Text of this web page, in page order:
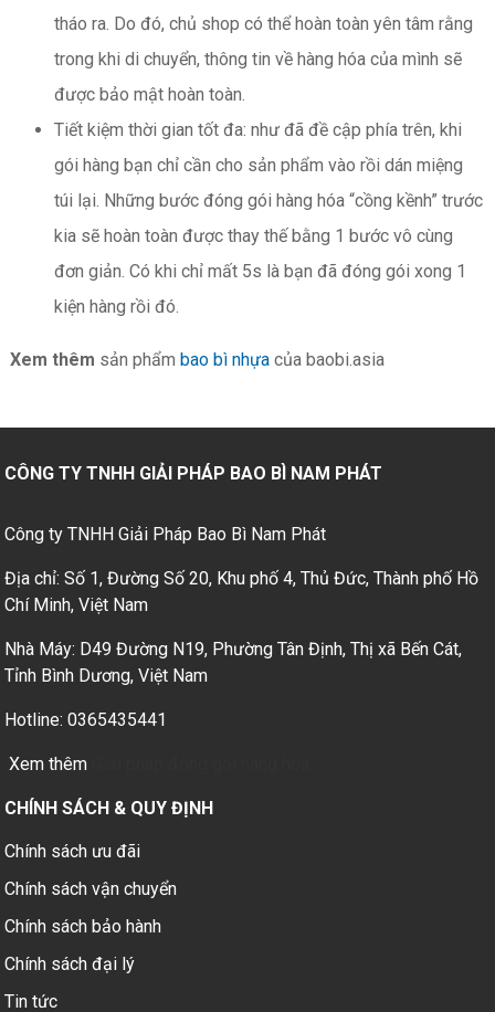
tháo ra. Do đó, chủ shop có thể hoàn toàn yên tâm rằng
trong khi di chuyển, thông tin về hàng hóa của mình sẽ
được bảo mật hoàn toàn.
Tiết kiệm thời gian tốt đa: như đã đề cập phía trên, khi
gói hàng bạn chỉ cần cho sản phẩm vào rồi dán miệng
túi lại. Những bước đóng gói hàng hóa “cồng kềnh” trước
kia sẽ hoàn toàn được thay thế bằng 1 bước vô cùng
đơn giản. Có khi chỉ mất 5s là bạn đã đóng gói xong 1
kiện hàng rồi đó.
Xem thêm sản phẩm bao bì nhựacủa baobi.asia
CÔNG TY TNHH GIẢI PHÁP BAO BÌ NAM PHÁT
Công ty TNHH Giải Pháp Bao Bì Nam Phát
Địa chỉ: Số 1, Đường Số 20, Khu phố 4, Thủ Đức, Thành phố Hồ
Chí Minh, Việt Nam
Nhà Máy: D49 Đường N19, Phường Tân Định, Thị xã Bến Cát,
Tỉnh Bình Dương, Việt Nam
Hotline: 0365435441
Xem thêm
CHÍNH SÁCH & QUY ĐỊNH
Chính sách ưu đãi
Chính sách vận chuyển
Chính sách bảo hành
Chính sách đại lý
Tin tức